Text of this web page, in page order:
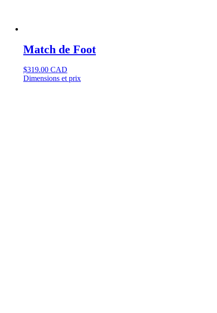
Match de Foot
$319.00 CAD
Dimensions et prix